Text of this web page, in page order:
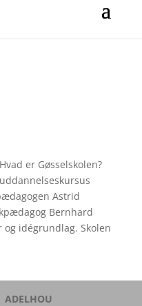
er Gøsselskolen?
Astrid
Bernhard
idégrundlag. Skolen
|ADELHOU